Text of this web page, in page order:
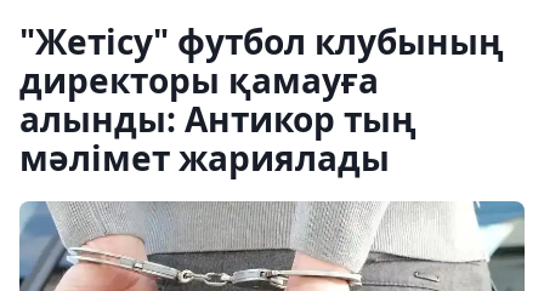
"Жетісу" футбол клубының
директоры қамауға
алынды: Антикор тың
мәлімет жариялады